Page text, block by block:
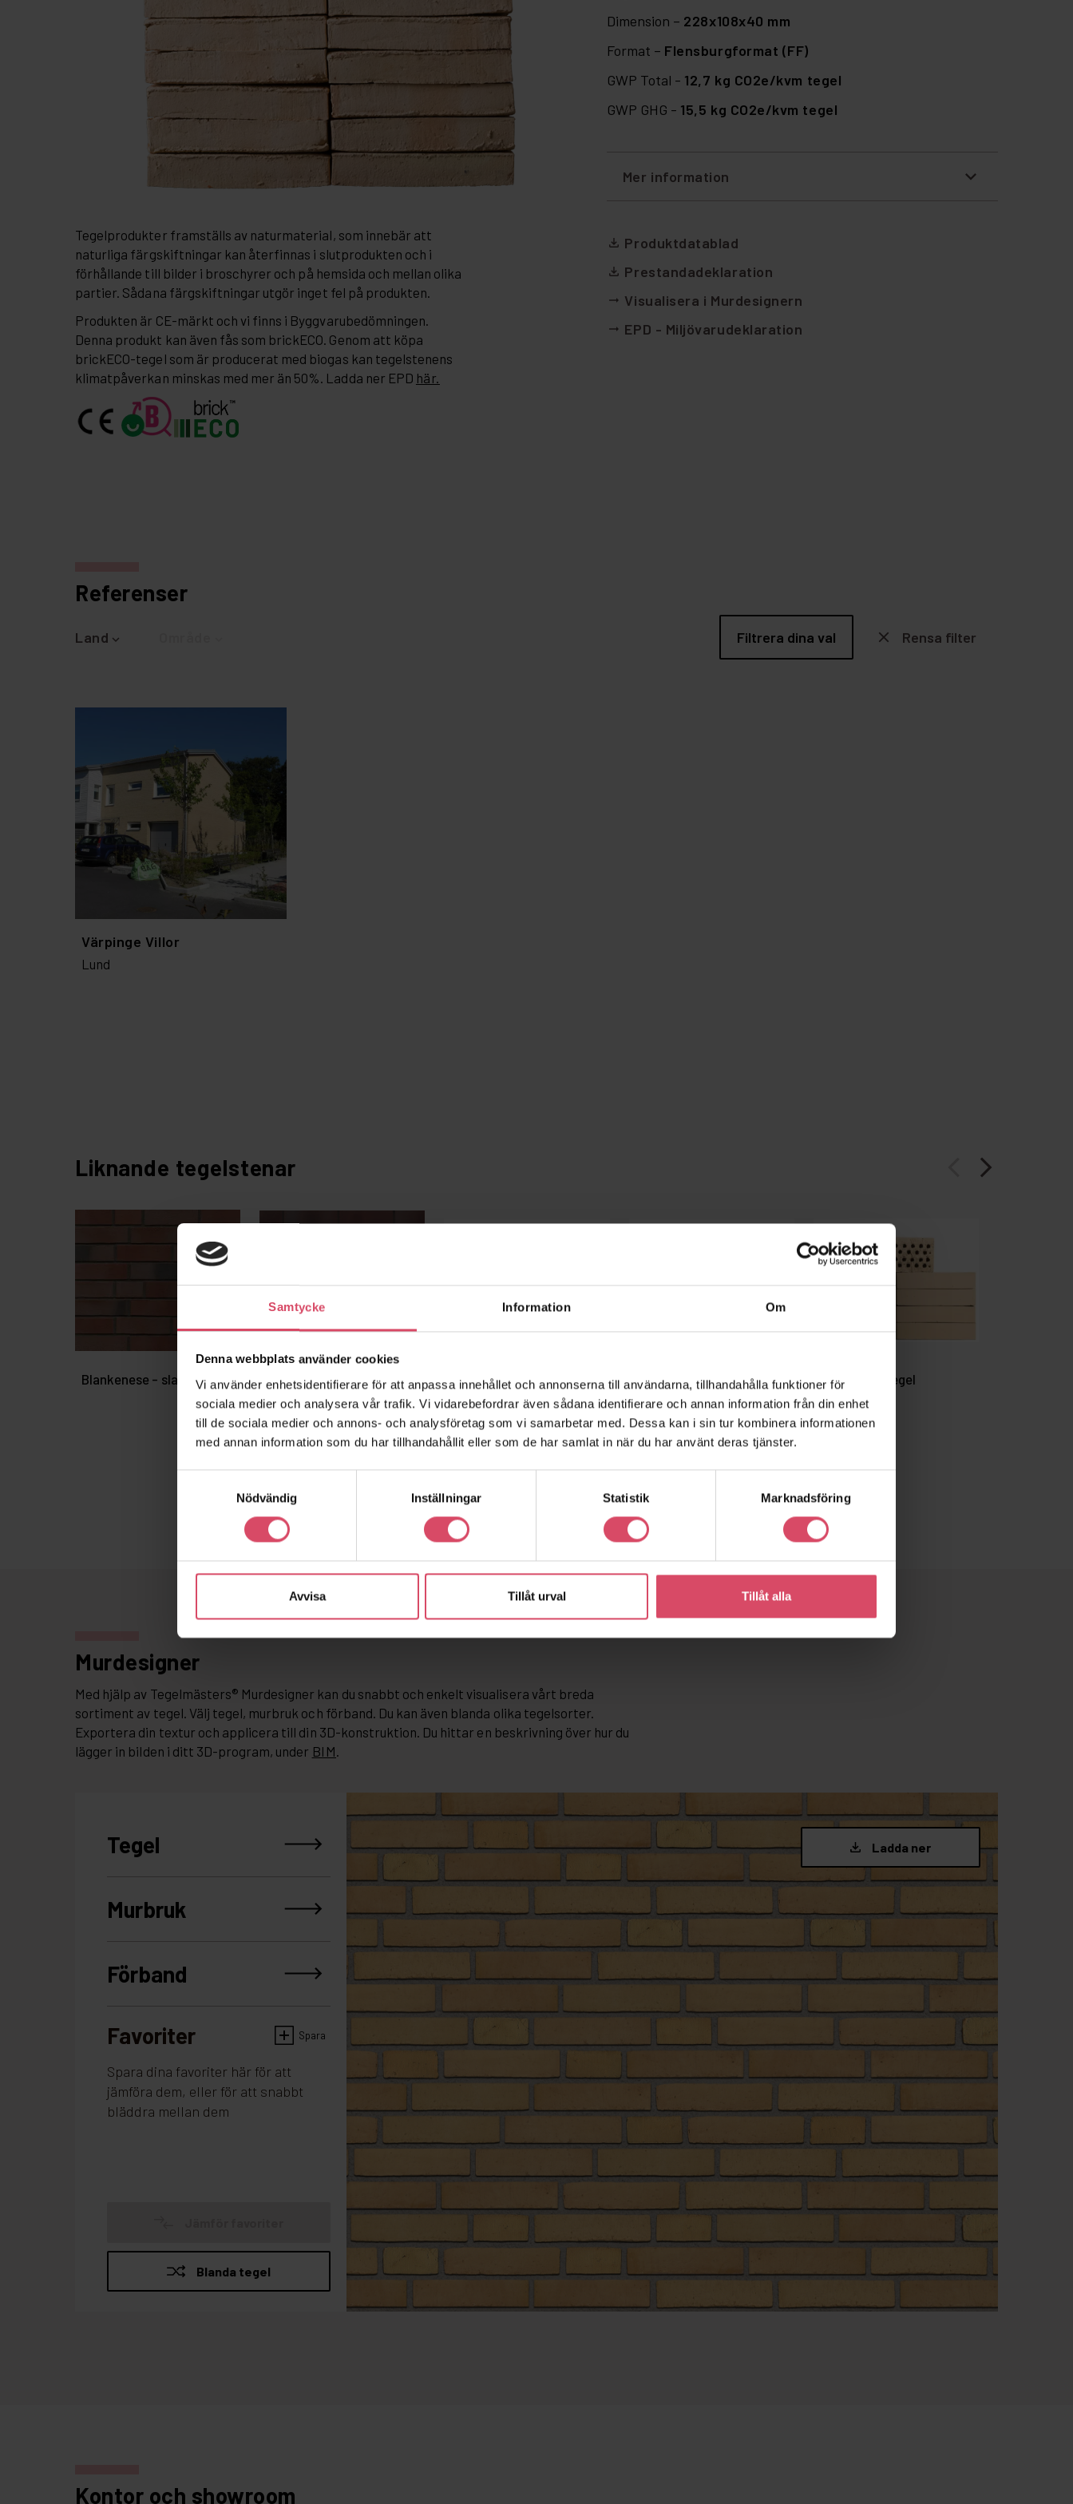
Samtycke Information Om
Denna webbplats använder cookies
Vi använder enhetsidentifierare för att anpassa innehållet och annonserna till användarna, tillhandahålla funktioner för
sociala medier och analysera vår trafik. Vi vidarebefordrar även sådana identifierare och annan information från din enhet
till de sociala medier och annons- och analysföretag som vi samarbetar med. Dessa kan i sin tur kombinera informationen
med annan information som du har tillhandahållit eller som de har samlat in när du har använt deras tjänster.
Nödvändig
Inställningar Statistik Marknadsföring
Avvisa Tillåt urval Tillåt alla
Tegelprodukter framställs av naturmaterial, som innebär att
naturliga färgskiftningar kan återfinnas i slutprodukten och i
förhållande till bilder i broschyrer och på hemsida och mellan olika
partier. Sådana färgskiftningar utgör inget fel på produkten.
Produkten är CE-märkt och vi finns i Byggvarubedömningen.
Denna produkt kan även fås som brickECO. Genom att köpa
brickECO-tegel som är producerat med biogas kan tegelstenens
klimatpåverkan minskas med mer än 50%. Ladda ner EPD här.
Dimension – 228x108x40 mm
Format – Flensburgformat (FF)
GWP Total - 12,7 kg CO2e/kvm tegel
GWP GHG - 15,5 kg CO2e/kvm tegel
Mer information
file_download Produktdatablad
file_download Prestandadeklaration
arrow_right_alt Visualisera i Murdesignern
arrow_right_alt EPD - Miljövarudeklaration
Referenser
Land Filtrera dina val close Rensa filter
Värpinge Villor
Lund
Liknande tegelstenar arrow_forward_ios
Blankenese - slagen Blankenese - slät Gul Borstad håltegel Gul slagen Gul Slät håltegel
Murdesigner
Med hjälp av Tegelmästers® Murdesigner kan du snabbt och enkelt visualisera vårt breda
sortiment av tegel. Välj tegel, murbruk och förband. Du kan även blanda olika tegelsorter.
Exportera din textur och applicera till din 3D-konstruktion. Du hittar en beskrivning över hur du
lägger in bilden i ditt 3D-program, under BIM.
Kontor och showroom